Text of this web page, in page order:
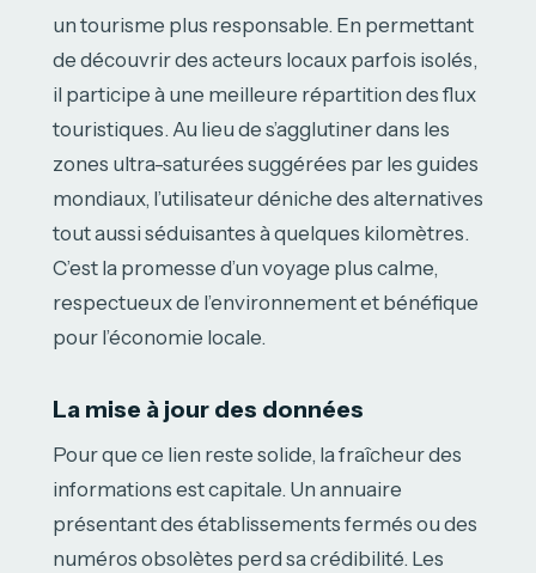
un tourisme plus responsable. En permettant
de découvrir des acteurs locaux parfois isolés,
il participe à une meilleure répartition des flux
touristiques. Au lieu de s’agglutiner dans les
zones ultra-saturées suggérées par les guides
mondiaux, l’utilisateur déniche des alternatives
tout aussi séduisantes à quelques kilomètres.
C’est la promesse d’un voyage plus calme,
respectueux de l’environnement et bénéfique
pour l’économie locale.
La mise à jour des données
Pour que ce lien reste solide, la fraîcheur des
informations est capitale. Un annuaire
présentant des établissements fermés ou des
numéros obsolètes perd sa crédibilité. Les